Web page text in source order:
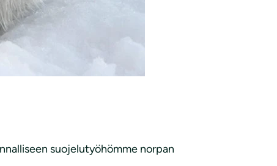
suojelutyöhömme norpan